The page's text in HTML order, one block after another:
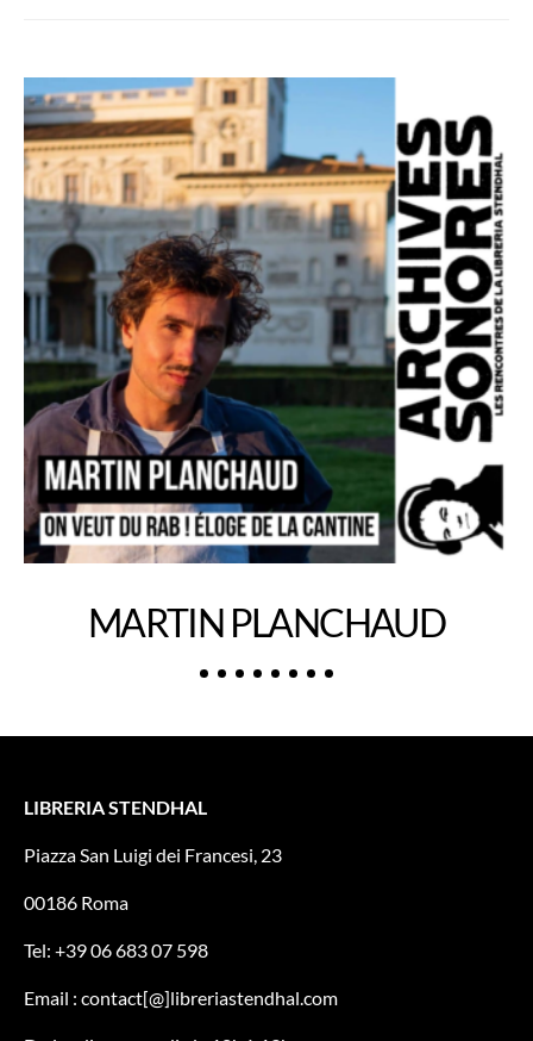
MARTIN PLANCHAUD
LIBRERIA STENDHAL
Piazza San Luigi dei Francesi, 23
00186 Roma
Tel: +39 06 683 07 598
Email : contact[@]libreriastendhal.com